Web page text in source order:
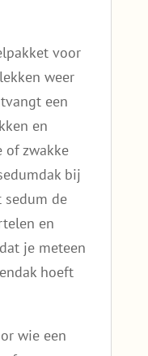
voor
weer
een
en
of zwakke
bij
sedum de
en
je meteen
hoeft
wie een